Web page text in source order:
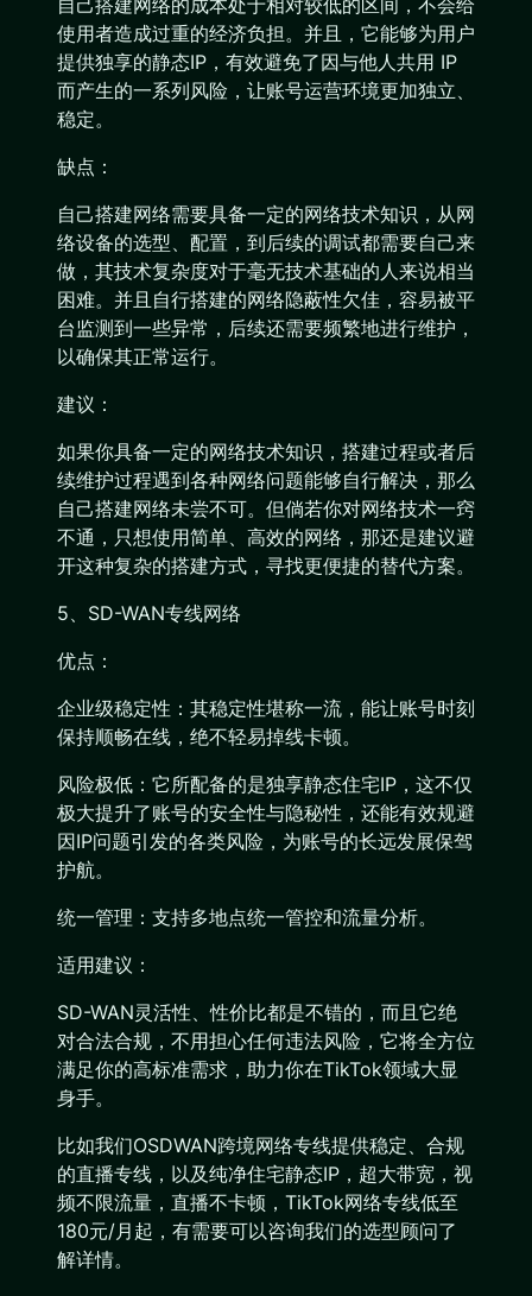
自己搭建网络的成本处于相对较低的区间，不会给
使用者造成过重的经济负担。并且，它能够为用户
提供独享的静态IP，有效避免了因与他人共用 IP
而产生的一系列风险，让账号运营环境更加独立、
稳定。
缺点：
自己搭建网络需要具备一定的网络技术知识，从网
络设备的选型、配置，到后续的调试都需要自己来
做，其技术复杂度对于毫无技术基础的人来说相当
困难。并且自行搭建的网络隐蔽性欠佳，容易被平
台监测到一些异常，后续还需要频繁地进行维护，
以确保其正常运行。
建议：
如果你具备一定的网络技术知识，搭建过程或者后
续维护过程遇到各种网络问题能够自行解决，那么
自己搭建网络未尝不可。但倘若你对网络技术一窍
不通，只想使用简单、高效的网络，那还是建议避
开这种复杂的搭建方式，寻找更便捷的替代方案。
5、SD-WAN专线网络
优点：
企业级稳定性：其稳定性堪称一流，能让账号时刻
保持顺畅在线，绝不轻易掉线卡顿。
风险极低：它所配备的是独享静态住宅IP，这不仅
极大提升了账号的安全性与隐秘性，还能有效规避
因IP问题引发的各类风险，为账号的长远发展保驾
护航。
统一管理：支持多地点统一管控和流量分析。
适用建议：
SD-WAN灵活性、性价比都是不错的，而且它绝
对合法合规，不用担心任何违法风险，它将全方位
满足你的高标准需求，助力你在TikTok领域大显
身手。
比如我们OSDWAN跨境网络专线提供稳定、合规
的直播专线，以及纯净住宅静态IP，超大带宽，视
频不限流量，直播不卡顿，TikTok网络专线低至
180元/月起，有需要可以咨询我们的选型顾问了
解详情。